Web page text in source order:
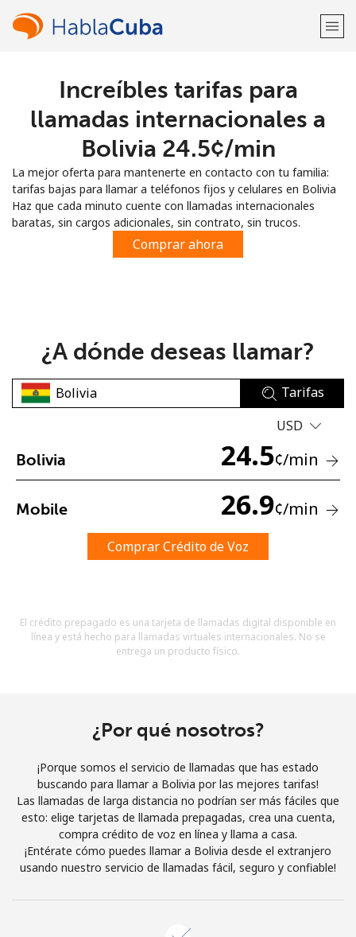
¡Bienvenido!
Regístrate con
No se ha creado una contraseña
Mínimo 8 caracteres
Un caracter especial
Al abrir una cuenta en este sitio web, estoy de acuerdo con
Términos y condiciones.
Únete
¡Hola!
Increíbles tarifas para
llamadas internacionales a
Bolivia ⁦24.5¢⁩/min
La mejor oferta para mantenerte en contacto con tu familia:
tarifas bajas para llamar a teléfonos fijos y celulares en Bolivia
Haz que cada minuto cuente con llamadas internacionales
baratas, sin cargos adicionales, sin contrato, sin trucos.
Comprar ahora
¿A dónde deseas llamar?
Tarifas
USD
Bolivia 24.5¢/min
Mobile 26.9¢/min
Comprar Crédito de Voz
El crédito prepagado es una tarjeta de llamadas digital disponible en
línea y está hecho para llamadas virtuales internacionales. No se
entrega un producto físico.
¿Por qué nosotros?
¡Porque somos el servicio de llamadas que has estado
buscando para llamar a Bolivia por las mejores tarifas!
Las llamadas de larga distancia no podrían ser más fáciles que
esto: elige tarjetas de llamada prepagadas, crea una cuenta,
compra crédito de voz en línea y llama a casa.
¡Entérate cómo puedes llamar a Bolivia desde el extranjero
usando nuestro servicio de llamadas fácil, seguro y confiable!